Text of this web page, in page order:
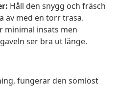
Håll den snygg och fräsch
av med en torr trasa.
minimal insats men
ser bra ut länge.
fungerar den sömlöst